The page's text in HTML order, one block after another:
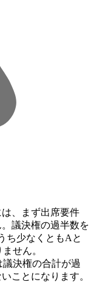
、まず出席要件
議決権の過半数を
ち少なくともAと
せん。
決権の合計が過
ことになります。